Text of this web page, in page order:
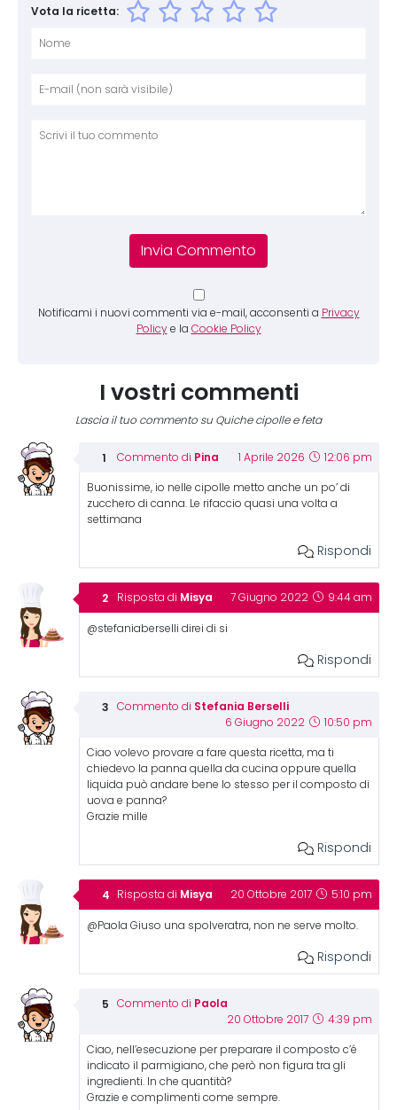
Vota la ricetta:
Notificami i nuovi commenti via e-mail, acconsenti a Privacy
Policy e la Cookie Policy
I vostri commenti
Lascia il tuo commento su Quiche cipolle e feta
Commento di Pina 1 Aprile 2026 12:06 pm
Buonissime, io nelle cipolle metto anche un po’ di
zucchero di canna. Le rifaccio quasi una volta a
settimana
Rispondi
Risposta di Misya 7 Giugno 2022 9:44 am
@stefaniaberselli direi di si
Rispondi
Commento di Stefania Berselli
6 Giugno 2022 10:50 pm
Ciao volevo provare a fare questa ricetta, ma ti
chiedevo la panna quella da cucina oppure quella
liquida può andare bene lo stesso per il composto di
uova e panna?
Grazie mille
Rispondi
Risposta di Misya 20 Ottobre 2017 5:10 pm
@Paola Giuso una spolveratra, non ne serve molto.
Rispondi
Commento di Paola
20 Ottobre 2017 4:39 pm
Ciao, nell’esecuzione per preparare il composto c’é
indicato il parmigiano, che però non figura tra gli
ingredienti. In che quantità?
Grazie e complimenti come sempre.